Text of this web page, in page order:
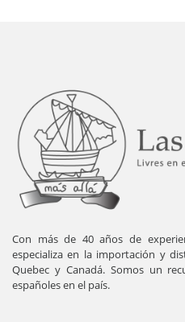
Con más de 40 años de
especializa en la importación y
Quebec y Canadá. Somos un
españoles en el país.